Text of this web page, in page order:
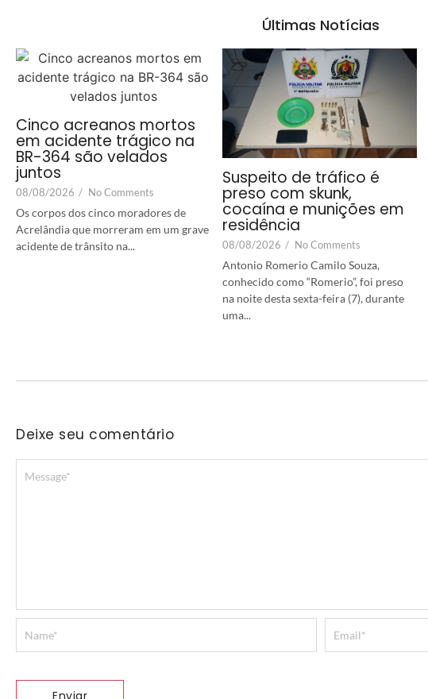
Últimas Notícias
Cinco acreanos mortos
em acidente trágico na
BR-364 são velados
juntos
08/08/2026 / No Comments
Os corpos dos cinco moradores de
Acrelândia que morreram em um grave
acidente de trânsito na...
Suspeito de tráfico é
preso com skunk,
cocaína e munições em
residência
08/08/2026 / No Comments
Antonio Romerio Camilo Souza,
conhecido como “Romerio”, foi preso
na noite desta sexta-feira (7), durante
uma...
Deixe seu comentário